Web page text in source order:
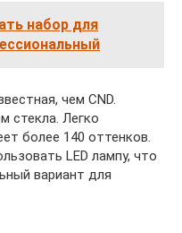
набор для
чем CND.
стекла. Легко
более 140 оттенков.
LED лампу, что
вариант для